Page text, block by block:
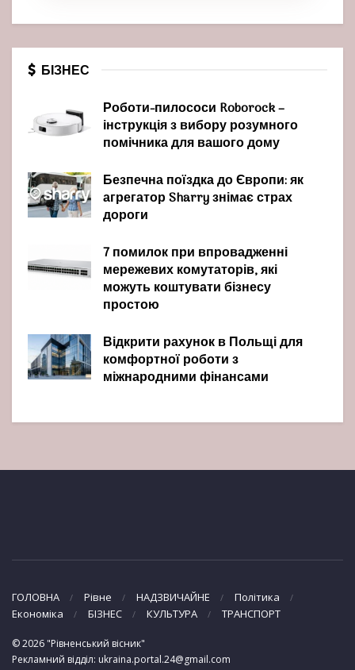
БІЗНЕС
Роботи-пилососи Roborock –
інструкція з вибору розумного
помічника для вашого дому
Безпечна поїздка до Європи: як
агрегатор Sharry знімає страх
дороги
7 помилок при впровадженні
мережевих комутаторів, які
можуть коштувати бізнесу
простою
Відкрити рахунок в Польщі для
комфортної роботи з
міжнародними фінансами
ГОЛОВНА Рівне НАДЗВИЧАЙНЕ
Політика
Економіка
БІЗНЕС КУЛЬТУРА ТРАНСПОРТ
© 2026 "Рівненський вісник"
Рекламний відділ: ukraina.portal.24@gmail.com